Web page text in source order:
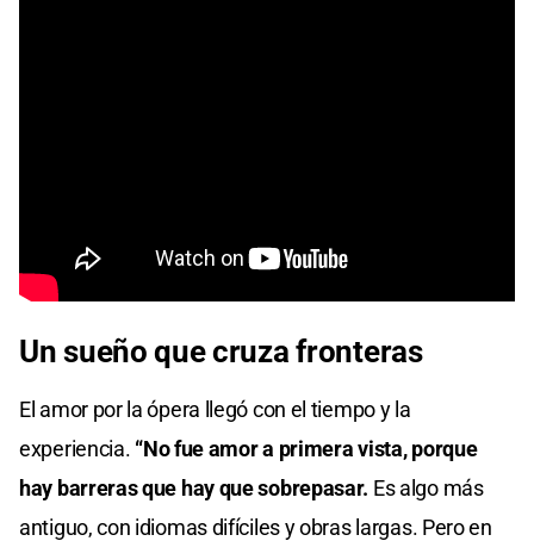
Un sueño que cruza fronteras
El amor por la ópera llegó con el tiempo y la
experiencia. “No fue amor a primera vista, porque
hay barreras que hay que sobrepasar. Es algo más
antiguo, con idiomas difíciles y obras largas. Pero en